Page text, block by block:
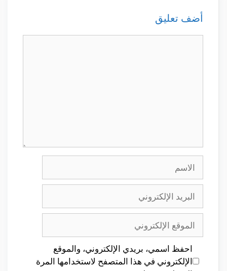
أضف تعليق
الإلكتروني
الإلكتروني
احفظ اسمي، بريدي الإلكتروني، والموقع
الإلكتروني في هذا المتصفح لاستخدامها المرة